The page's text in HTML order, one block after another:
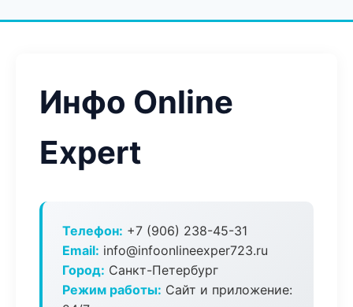
Инфо Online
Expert
Телефон: +7 (906) 238-45-31
Email: info@infoonlineexper723.ru
Город: Санкт-Петербург
Режим работы: Сайт и приложение: